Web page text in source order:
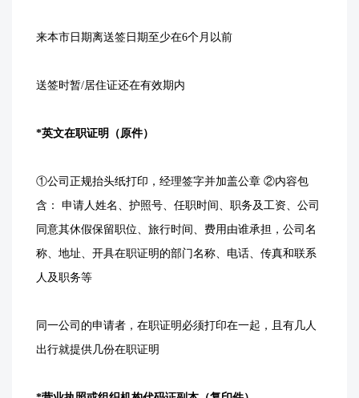
来本市日期离送签日期至少在6个月以前
送签时暂/居住证还在有效期内
*英文在职证明（原件）
①公司正规抬头纸打印，经理签字并加盖公章 ②内容包
含： 申请人姓名、护照号、任职时间、职务及工资、公司
同意其休假保留职位、旅行时间、费用由谁承担，公司名
称、地址、开具在职证明的部门名称、电话、传真和联系
人及职务等
同一公司的申请者，在职证明必须打印在一起，且有几人
出行就提供几份在职证明